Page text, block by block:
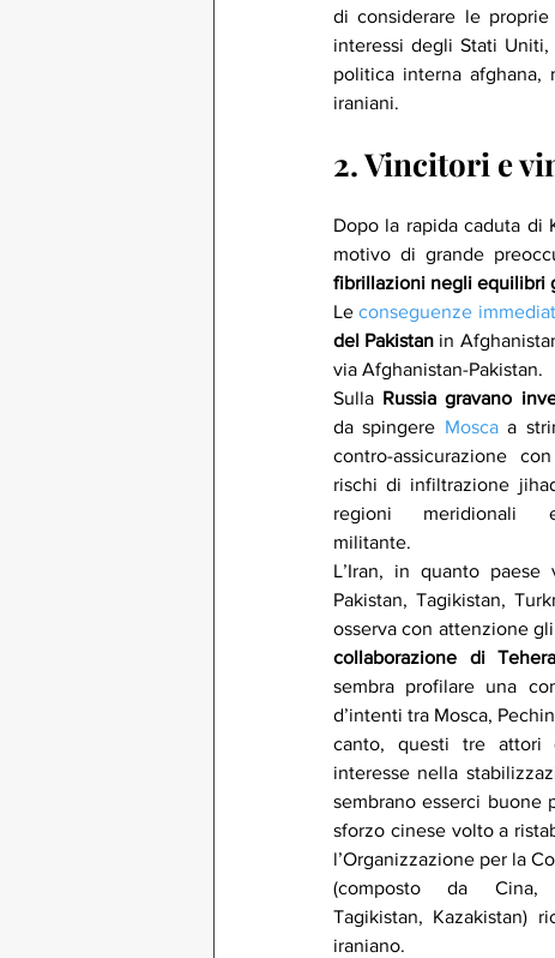
di considerare le
interessi degli Stati
politica interna
iraniani.
2. Vincitori e
Dopo la rapida caduta di
motivo di grande
fibrillazioni negli equilibri
Le conseguenze
del Pakistan in
via Afghanistan-Pakistan.
Sulla Russia gravano
da spingere Mosca a
contro-assicurazione
rischi di infiltrazione
regioni meridionali
militante.
L’Iran, in quanto
Pakistan, Tagikistan,
sembra profilare una
d’intenti tra Mosca,
canto, questi tre attori
interesse nella
sembrano esserci buone
sforzo cinese volto a
l’Organizzazione per la
(composto da Cina,
Tagikistan, Kazakistan)
iraniano.